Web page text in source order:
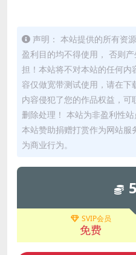
声明： 本站提供的所有资
盈利目的均不得使用， 否则
担！本站将不对本站的任何内
容仅做宽带测试使用，请在
内容侵犯了您的作品权益，
删除处理！ 本站为非盈利性
本站赞助捐赠打赏作为网站
为商业行为。
5
SVIP会员
免费